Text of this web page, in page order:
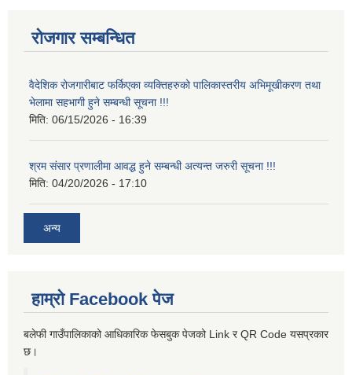
रोजगार सम्बन्धित
वैदेशिक रोजगारीबाट फर्किएका व्यक्तिहरुको पालिकास्तरीय अभिमूखीकरण तथा
भेलामा सहभागी हुने सम्बन्धी सूचना !!!
मिति: 06/15/2026 - 16:39
श्रम संसार प्रणालीमा आवद्ध हुने सम्बन्धी अत्यन्त जरुरी सूचना !!!
मिति: 04/20/2026 - 17:10
अन्य
हाम्रो Facebook पेज
बलेफी गाउँपालिकाको आधिकारिक फेसबुक पेजको Link र QR Code यसप्रकार
छ।